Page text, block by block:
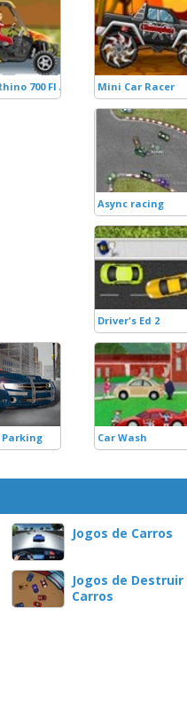
700 FI Auto Mini Car Racer
Async racing
Driver's Ed 2
Parking Car Wash
Jogos de Carros
Jogos de Destruir
Carros